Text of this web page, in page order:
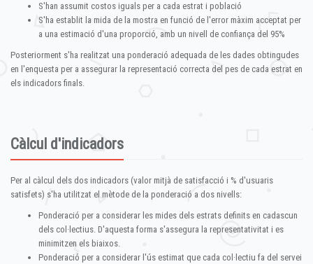
S'han assumit costos iguals per a cada estrat i població
S'ha establit la mida de la mostra en funció de l'error màxim acceptat per
a una estimació d'una proporció, amb un nivell de confiança del 95%
Posteriorment s'ha realitzat una ponderació adequada de les dades obtingudes
en l'enquesta per a assegurar la representació correcta del pes de cada estrat en
els indicadors finals.
Càlcul d'indicadors
Per al càlcul dels dos indicadors (valor mitjà de satisfacció i % d'usuaris
satisfets) s'ha utilitzat el mètode de la ponderació a dos nivells:
Ponderació per a considerar les mides dels estrats definits en cadascun
dels col·lectius. D'aquesta forma s'assegura la representativitat i es
minimitzen els biaixos.
Ponderació per a considerar l'ús estimat que cada col·lectiu fa del servei